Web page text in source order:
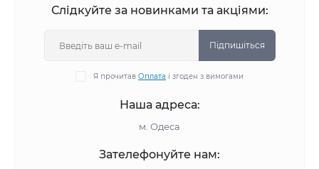
Слідкуйте за новинками та акціями:
Підпишіться
Я прочитав Оплата і згоден з вимогами
Наша адреса:
м. Одеса
Зателефонуйте нам: